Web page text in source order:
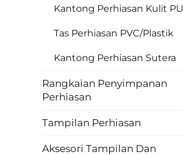
Kantong Perhiasan Kulit PU
Tas Perhiasan PVC/Plastik
Kantong Perhiasan Sutera
Rangkaian Penyimpanan
Perhiasan
Tampilan Perhiasan
Aksesori Tampilan Dan